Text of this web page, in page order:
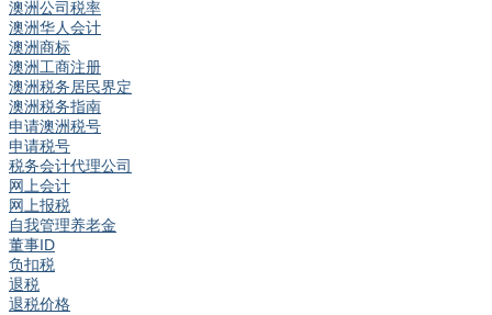
澳洲公司税率
澳洲华人会计
澳洲商标
澳洲工商注册
澳洲税务居民界定
澳洲税务指南
申请澳洲税号
申请税号
税务会计代理公司
网上会计
网上报税
自我管理养老金
董事ID
负扣税
退税
退税价格